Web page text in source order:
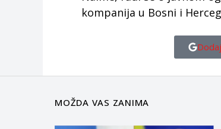
kompanija u Bosni i
MOŽDA VAS ZANIMA